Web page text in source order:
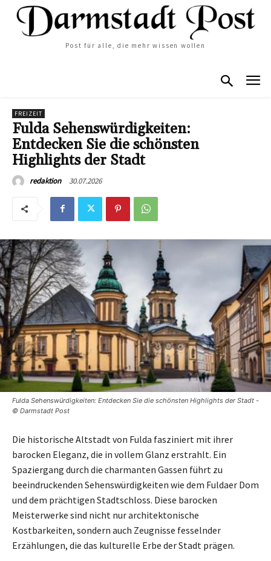
Post für alle, die mehr wissen wollen
FREIZEIT
Fulda Sehenswürdigkeiten:
Entdecken Sie die schönsten
Highlights der Stadt
redaktion 30.07.2026
Fulda Sehenswürdigkeiten: Entdecken Sie die schönsten Highlights der Stadt -
© Darmstadt Post
Die historische Altstadt von Fulda fasziniert mit ihrer
barocken Eleganz, die in vollem Glanz erstrahlt. Ein
Spaziergang durch die charmanten Gassen führt zu
beeindruckenden Sehenswürdigkeiten wie dem Fuldaer Dom
und dem prächtigen Stadtschloss. Diese barocken
Meisterwerke sind nicht nur architektonische
Kostbarkeiten, sondern auch Zeugnisse fesselnder
Erzählungen, die das kulturelle Erbe der Stadt prägen.